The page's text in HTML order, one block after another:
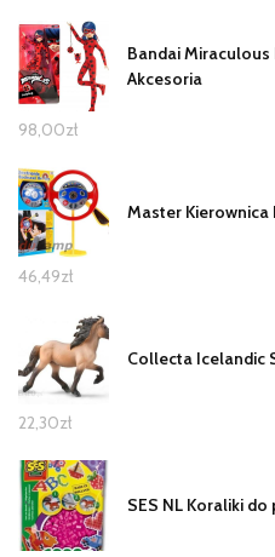
Bandai Miraculous
Akcesoria
98,00zł
Master
46,49zł
Collecta Icelandic
22,30zł
SES NL Koraliki